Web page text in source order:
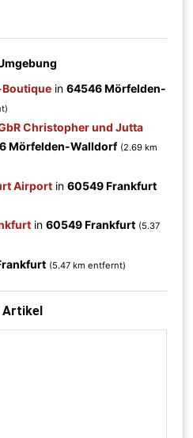
Boutique in64546 Mörfelden-
Christopher und Jutta
Mörfelden-Walldorf (2.69 km
Airport in60549 Frankfurt
in60549 Frankfurt (5.37
(5.47 km entfernt)
Artikel